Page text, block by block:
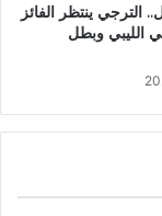
الترجي ينتظر الفائز
الليبي وبطل